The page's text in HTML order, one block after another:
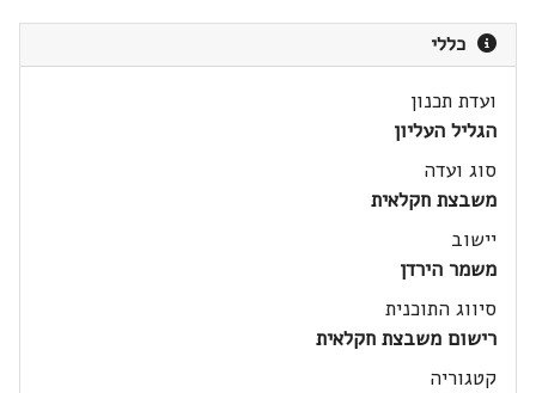
כללי
ועדת תכנון
הגליל העליון
סוג ועדה
משבצת חקלאית
יישוב
משמר הירדן
סיווג התוכנית
רישום משבצת חקלאית
קטגוריה